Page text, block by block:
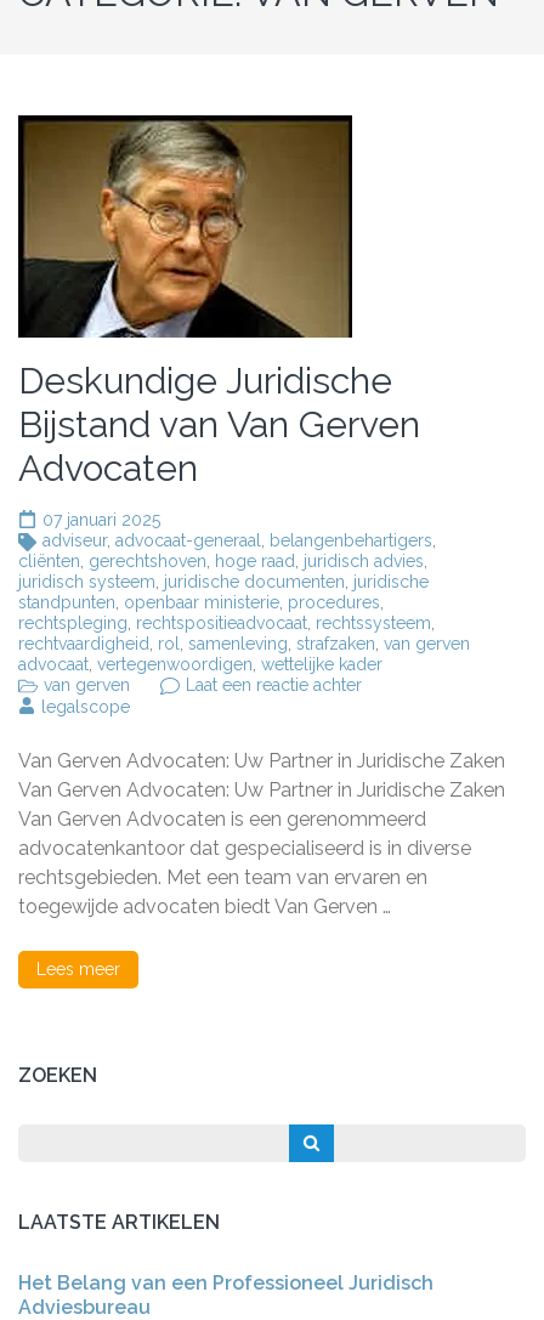
Deskundige Juridische
Bijstand van Van Gerven
Advocaten
07 januari 2025
adviseur, advocaat-generaal belangenbehartigers
cliënten gerechtshoven hoge raad juridisch advies
juridisch systeem juridische documenten juridische
standpunten openbaar ministerie procedures
rechtspleging rechtspositieadvocaat rechtssysteem
rechtvaardigheid
rol samenleving strafzaken van gerven
advocaat vertegenwoordigen wettelijke kader
van gerven
Laat een reactie achterop
van
Van
Advocaten
legalscope
Van Gerven Advocaten: Uw Partner in Juridische Zaken
Van Gerven Advocaten: Uw Partner in Juridische Zaken
Van Gerven Advocaten is een gerenommeerd
advocatenkantoor dat gespecialiseerd is in diverse
rechtsgebieden. Met een team van ervaren en
toegewijde advocaten biedt Van Gerven …
Lees meer
ZOEKEN
LAATSTE ARTIKELEN
Het Belang van een Professioneel Juridisch
Adviesbureau